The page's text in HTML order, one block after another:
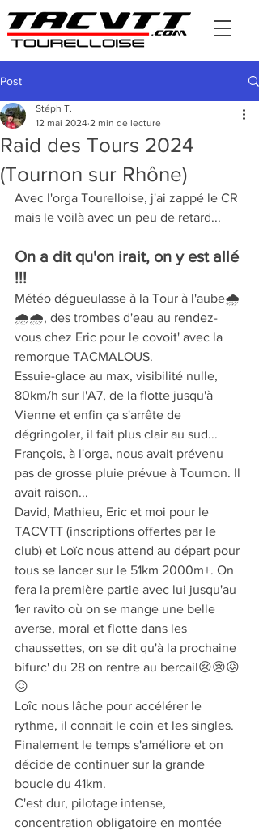
Post
Raid des Tours 2024
(Tournon sur Rhône)
Stéph T.
12 mai 2024 2 min de lecture
Avec l'orga Tourelloise, j'ai zappé le CR
mais le voilà avec un peu de retard...
On a dit qu'on irait, on y est allé
!!!
Météo dégueulasse à la Tour à l'aube🌧️
🌧️🌧️, des trombes d'eau au rendez-
vous chez Eric pour le covoit' avec la
remorque TACMALOUS.
Essuie-glace au max, visibilité nulle,
80km/h sur l'A7, de la flotte jusqu'à
Vienne et enfin ça s'arrête de
dégringoler, il fait plus clair au sud...
François, à l'orga, nous avait prévenu
pas de grosse pluie prévue à Tournon. Il
avait raison...
David, Mathieu, Eric et moi pour le
TACVTT (inscriptions offertes par le
club) et Loïc nous attend au départ pour
tous se lancer sur le 51km 2000m+. On
fera la première partie avec lui jusqu'au
1er ravito où on se mange une belle
averse, moral et flotte dans les
chaussettes, on se dit qu'à la prochaine
bifurc' du 28 on rentre au bercail😢😢😖
😖
Loîc nous lâche pour accélérer le
rythme, il connait le coin et les singles.
Finalement le temps s'améliore et on
décide de continuer sur la grande
boucle du 41km.
C'est dur, pilotage intense,
concentration obligatoire en montée